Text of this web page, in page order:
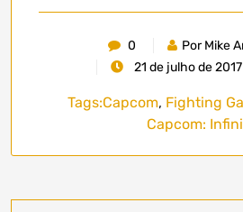
0
Por Mike
21 de julho de
Tags:Capcom, Fighting
Capcom: